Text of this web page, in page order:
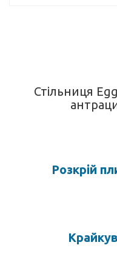
Стільниця
Розкрій